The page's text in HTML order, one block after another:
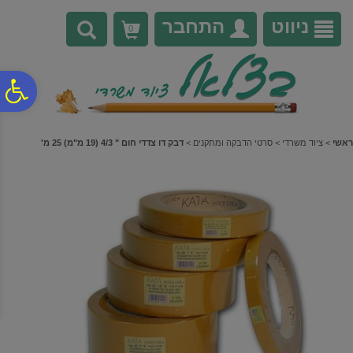
נגישות
אתר
המרכזי
ניווט התחבר 0
ראשי > ציוד משרדי > סרטי הדבקה ומתקנים > דבק דו צדדי חום " 4/3 (19 מ"מ) 25 מ'